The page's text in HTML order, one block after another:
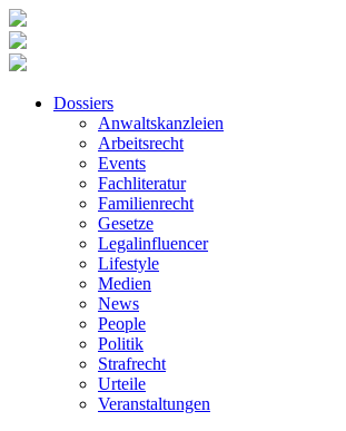
Dossiers
Anwaltskanzleien
Arbeitsrecht
Events
Fachliteratur
Familienrecht
Gesetze
Legalinfluencer
Lifestyle
Medien
News
People
Politik
Strafrecht
Urteile
Veranstaltungen